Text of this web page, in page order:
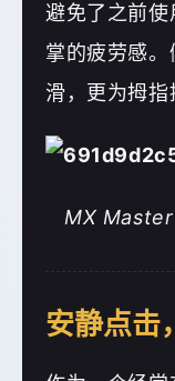
避免了之前
掌的疲劳感
滑，更为拇指
MX Master
安静点击